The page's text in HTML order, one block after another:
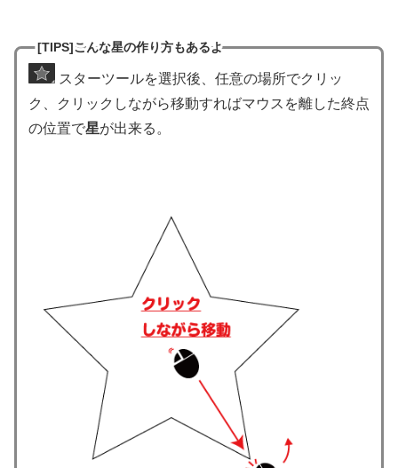
[TIPS]こんな星の作り方もあるよ
スターツールを選択後、任意の場所でクリッ
ク、クリックしながら移動すればマウスを離した終点
の位置で星が出来る。